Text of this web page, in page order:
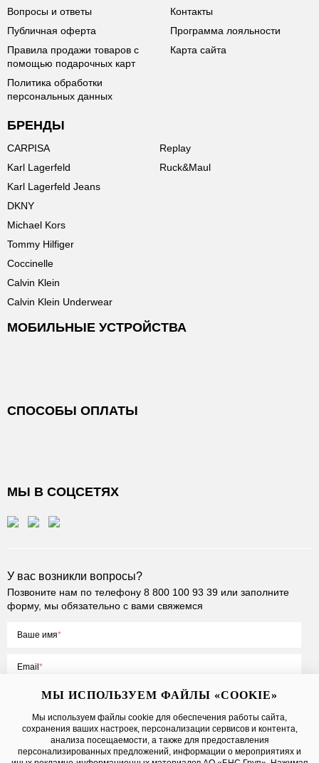
Вопросы и ответы
Публичная оферта
Правила продажи товаров с
помощью подарочных карт
Политика обработки
персональных данных
Контакты
Программа лояльности
Карта сайта
БРЕНДЫ
CARPISA
Karl Lagerfeld
Karl Lagerfeld Jeans
DKNY
Michael Kors
Tommy Hilfiger
Coccinelle
Calvin Klein
Calvin Klein Underwear
Replay
Ruck&Maul
МОБИЛЬНЫЕ УСТРОЙСТВА
СПОСОБЫ ОПЛАТЫ
МЫ В СОЦСЕТЯХ
У вас возникли вопросы?
Позвоните нам по телефону 8 800 100 93 39 или заполните
форму, мы обязательно с вами свяжемся
Ваше имя
Email
Нажимая на кнопку «Отправить», вы принимаете условияПубличной
оферты, даетесогласие на обработку персональных данных
МЫ ИСПОЛЬЗУЕМ ФАЙЛЫ «COOKIE»
Мы используем файлы cookie для обеспечения работы сайта,
сохранения ваших настроек, персонализации сервисов и контента,
анализа посещаемости, а также для предоставления
персонализированных предложений, информации о мероприятиях и